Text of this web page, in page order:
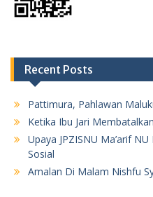
Recent Posts
Pattimura, Pahlawan
Ketika Ibu Jari
Upaya JPZISNU Ma’arif
Sosial
Amalan Di Malam Nishfu